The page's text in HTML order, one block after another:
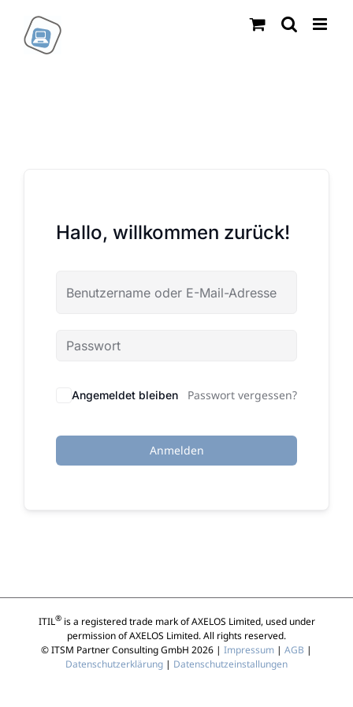
Inhalt
springen
Hallo, willkommen zurück!
Angemeldet bleiben Passwort vergessen?
Anmelden
ITIL®is a registered trade mark of AXELOS Limited, used under
permission of AXELOS Limited. All rights reserved.
© ITSM Partner Consulting GmbH 2026 | Impressum | AGB |
Datenschutzerklärung | Datenschutzeinstallungen